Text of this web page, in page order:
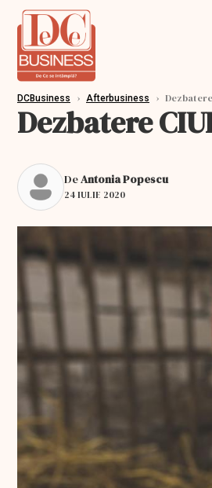
DCBusiness › Afterbusiness ›
Dezbatere
DeAntonia Popescu
24 IULIE 2020